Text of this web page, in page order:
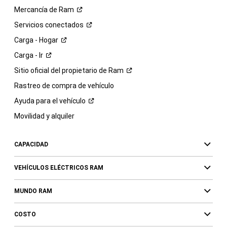
Mercancía de Ram
Servicios conectados
Carga - Hogar
Carga - Ir
Sitio oficial del propietario de Ram
Rastreo de compra de vehículo
Ayuda para el vehículo
Movilidad y alquiler
CAPACIDAD
VEHÍCULOS ELÉCTRICOS RAM
MUNDO RAM
COSTO